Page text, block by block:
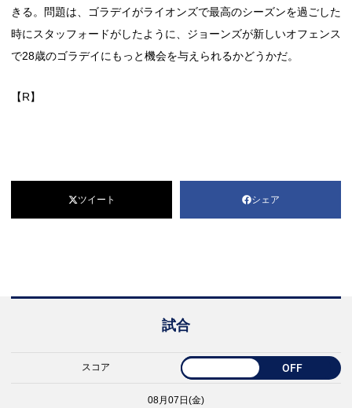
きる。問題は、ゴラデイがライオンズで最高のシーズンを過ごした
時にスタッフォードがしたように、ジョーンズが新しいオフェンス
で28歳のゴラデイにもっと機会を与えられるかどうかだ。
【R】
ツイート シェア
試合
スコア OFF
08月07日(金)